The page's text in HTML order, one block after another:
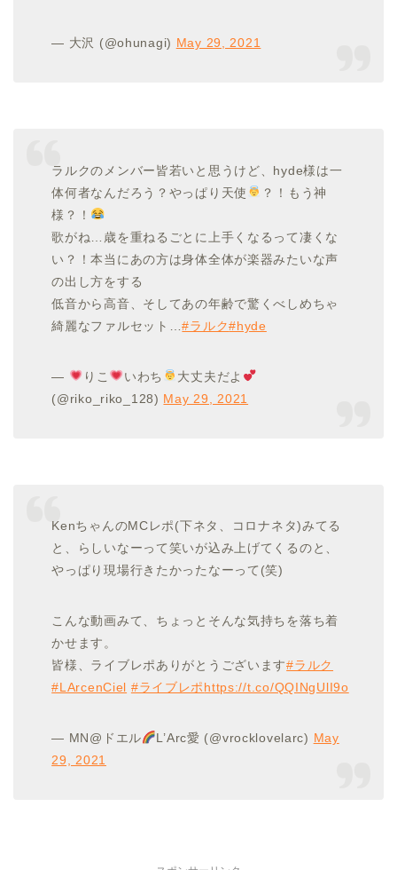
— 大沢 (@ohunagi) May 29, 2021
ラルクのメンバー皆若いと思うけど、hyde様は一
体何者なんだろう？やっぱり天使
？！もう神
様？！
歌がね…歳を重ねるごとに上手くなるって凄くな
い？！本当にあの方は身体全体が楽器みたいな声
の出し方をする
低音から高音、そしてあの年齢で驚くべしめちゃ
綺麗なファルセット…#ラルク#hyde
— りこ いわち
大丈夫だよ
(@riko_riko_128) May 29, 2021
KenちゃんのMCレポ(下ネタ、コロナネタ)みてる
と、らしいなーって笑いが込み上げてくるのと、
やっぱり現場行きたかったなーって(笑)
こんな動画みて、ちょっとそんな気持ちを落ち着
かせます。
皆様、ライブレポありがとうございます#ラルク
#LArcenCiel #ライブレポhttps://t.co/QQINgUlI9o
— MN@ドエル L’Arc愛 (@vrocklovelarc) May
29, 2021